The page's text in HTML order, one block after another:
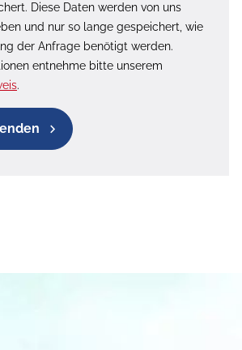
Diese Daten werden von uns
und nur so lange gespeichert, wie
der Anfrage benötigt werden.
entnehme bitte unserem
.